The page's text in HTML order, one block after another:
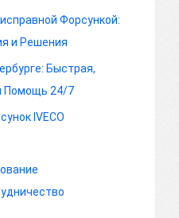
Форсункой:
и Решения
Быстрая,
Помощь 24/7
IVECO